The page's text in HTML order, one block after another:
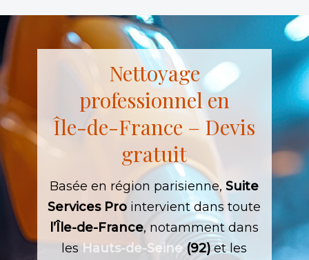
Nettoyage
professionnel en
Île-de-France – Devis
gratuit
Basée en région parisienne,Suite
Services Pro intervient dans toute
l’Île-de-France, notamment dans
les Hauts-de-Seine (92)et les